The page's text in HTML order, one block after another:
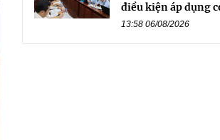
điều kiện áp dụng
13:58 06/08/2026